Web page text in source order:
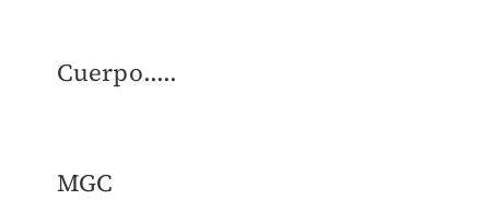
Cuerpo.....
MGC